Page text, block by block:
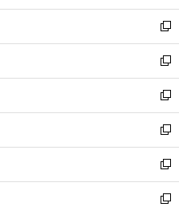
開
く
新
し
い
ウ
ィ
ン
ド
ウ
で
開
く
新
し
い
ウ
ィ
ン
ド
ウ
で
新
し
い
ウ
ィ
ン
ド
新
し
い
ウ
ィ
新
し
い
新